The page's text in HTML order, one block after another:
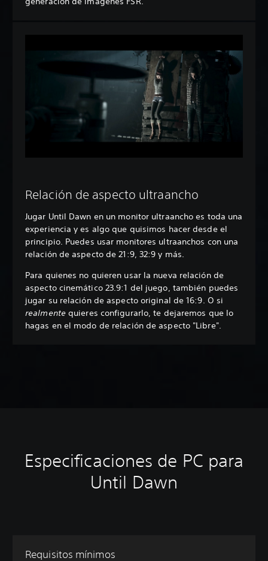
Relación de aspecto ultraancho
Jugar Until Dawn en un monitor ultraancho es toda una
experiencia y es algo que quisimos hacer desde el
principio. Puedes usar monitores ultraanchos con una
relación de aspecto de 21:9, 32:9 y más.
Para quienes no quieren usar la nueva relación de
aspecto cinemático 23.9:1 del juego, también puedes
jugar su relación de aspecto original de 16:9. O si
realmentequieres configurarlo, te dejaremos que lo
hagas en el modo de relación de aspecto "Libre".
Especificaciones de PC para
Until Dawn
Requisitos mínimos